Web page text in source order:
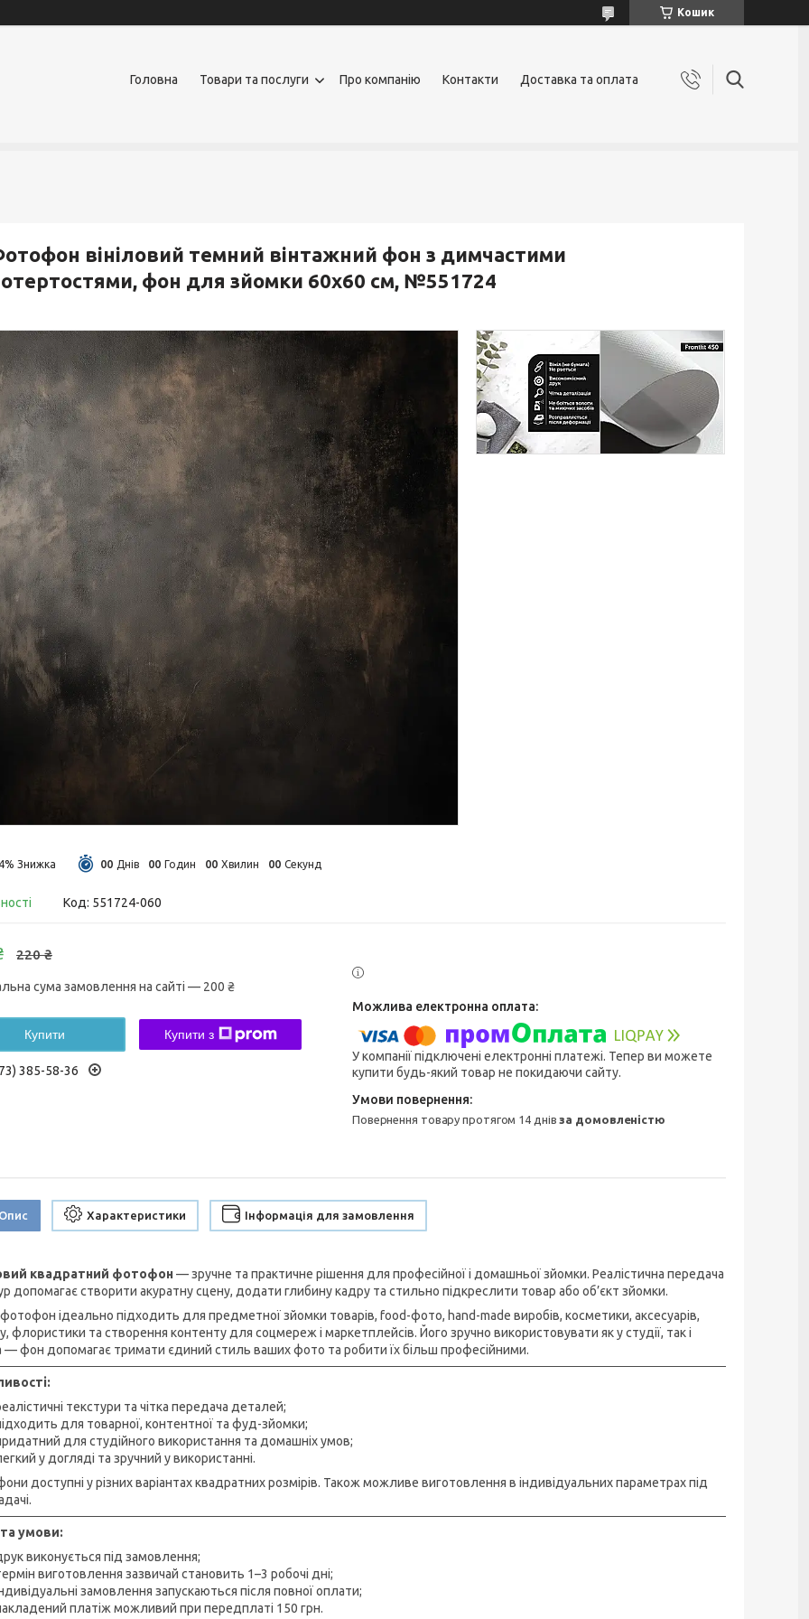
Кошик
Головна Товари та послуги Про компанію Контакти Доставка та оплата
вініловий темний вінтажний фон з димчастими
фон для зйомки 60x60 см, №551724
00 Днів 00 Годин 00 Хвилин 00 Секунд
Код: 551724-060
220 ₴
сума замовлення на сайті — 200 ₴
Купити Купити з
385-58-36
У компанії підключені електронні платежі. Тепер ви можете
купити будь-який товар не покидаючи сайту.
повернення товару протягом 14 днівза домовленістю
Характеристики Інформація для замовлення
квадратний фотофон — зручне та практичне рішення для професійної і домашньої зйомки. Реалістична передача
допомагає створити акуратну сцену, додати глибину кадру та стильно підкреслити товар або об’єкт зйомки.
ідеально підходить для предметної зйомки товарів, food-фото, hand-made виробів, косметики, аксесуарів,
флористики та створення контенту для соцмереж і маркетплейсів. Його зручно використовувати як у студії, так і
фон допомагає тримати єдиний стиль ваших фото та робити їх більш професійними.
текстури та чітка передача деталей;
для товарної, контентної та фуд-зйомки;
для студійного використання та домашніх умов;
у догляді та зручний у використанні.
доступні у різних варіантах квадратних розмірів. Також можливе виготовлення в індивідуальних параметрах під
умови:
виконується під замовлення;
виготовлення зазвичай становить 1–3 робочі дні;
замовлення запускаються після повної оплати;
платіж можливий при передплаті 150 грн.